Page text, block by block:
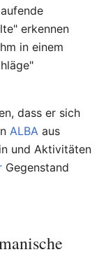
erkennen
in einem
dass er sich
ALBA aus
und Aktivitäten
Gegenstand